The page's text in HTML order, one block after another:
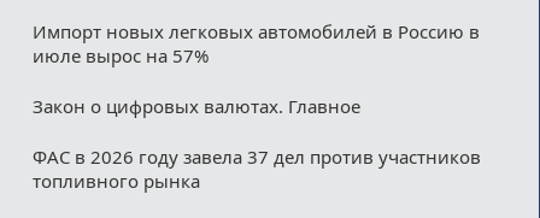
Импорт новых легковых автомобилей в Россию в
июле вырос на 57%
Закон о цифровых валютах. Главное
ФАС в 2026 году завела 37 дел против участников
топливного рынка